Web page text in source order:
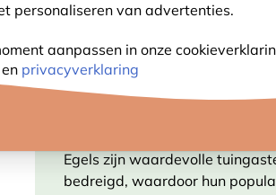
personaliseren van advertenties.
aanpassen in onze
en privacyverklaring
Egels zijn waardevolle
bedreigd, waardoor hun